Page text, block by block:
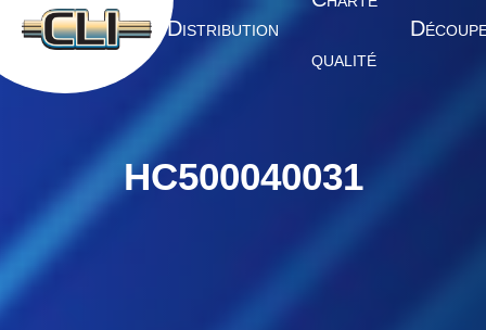
A CCUEIL DISTRIBUTION
QUALITÉ
D
HC500040031